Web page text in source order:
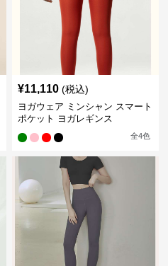
¥11,110 (税込)
ヨガウェア ミンシャン スマート
ポケット ヨガレギンス
全4色